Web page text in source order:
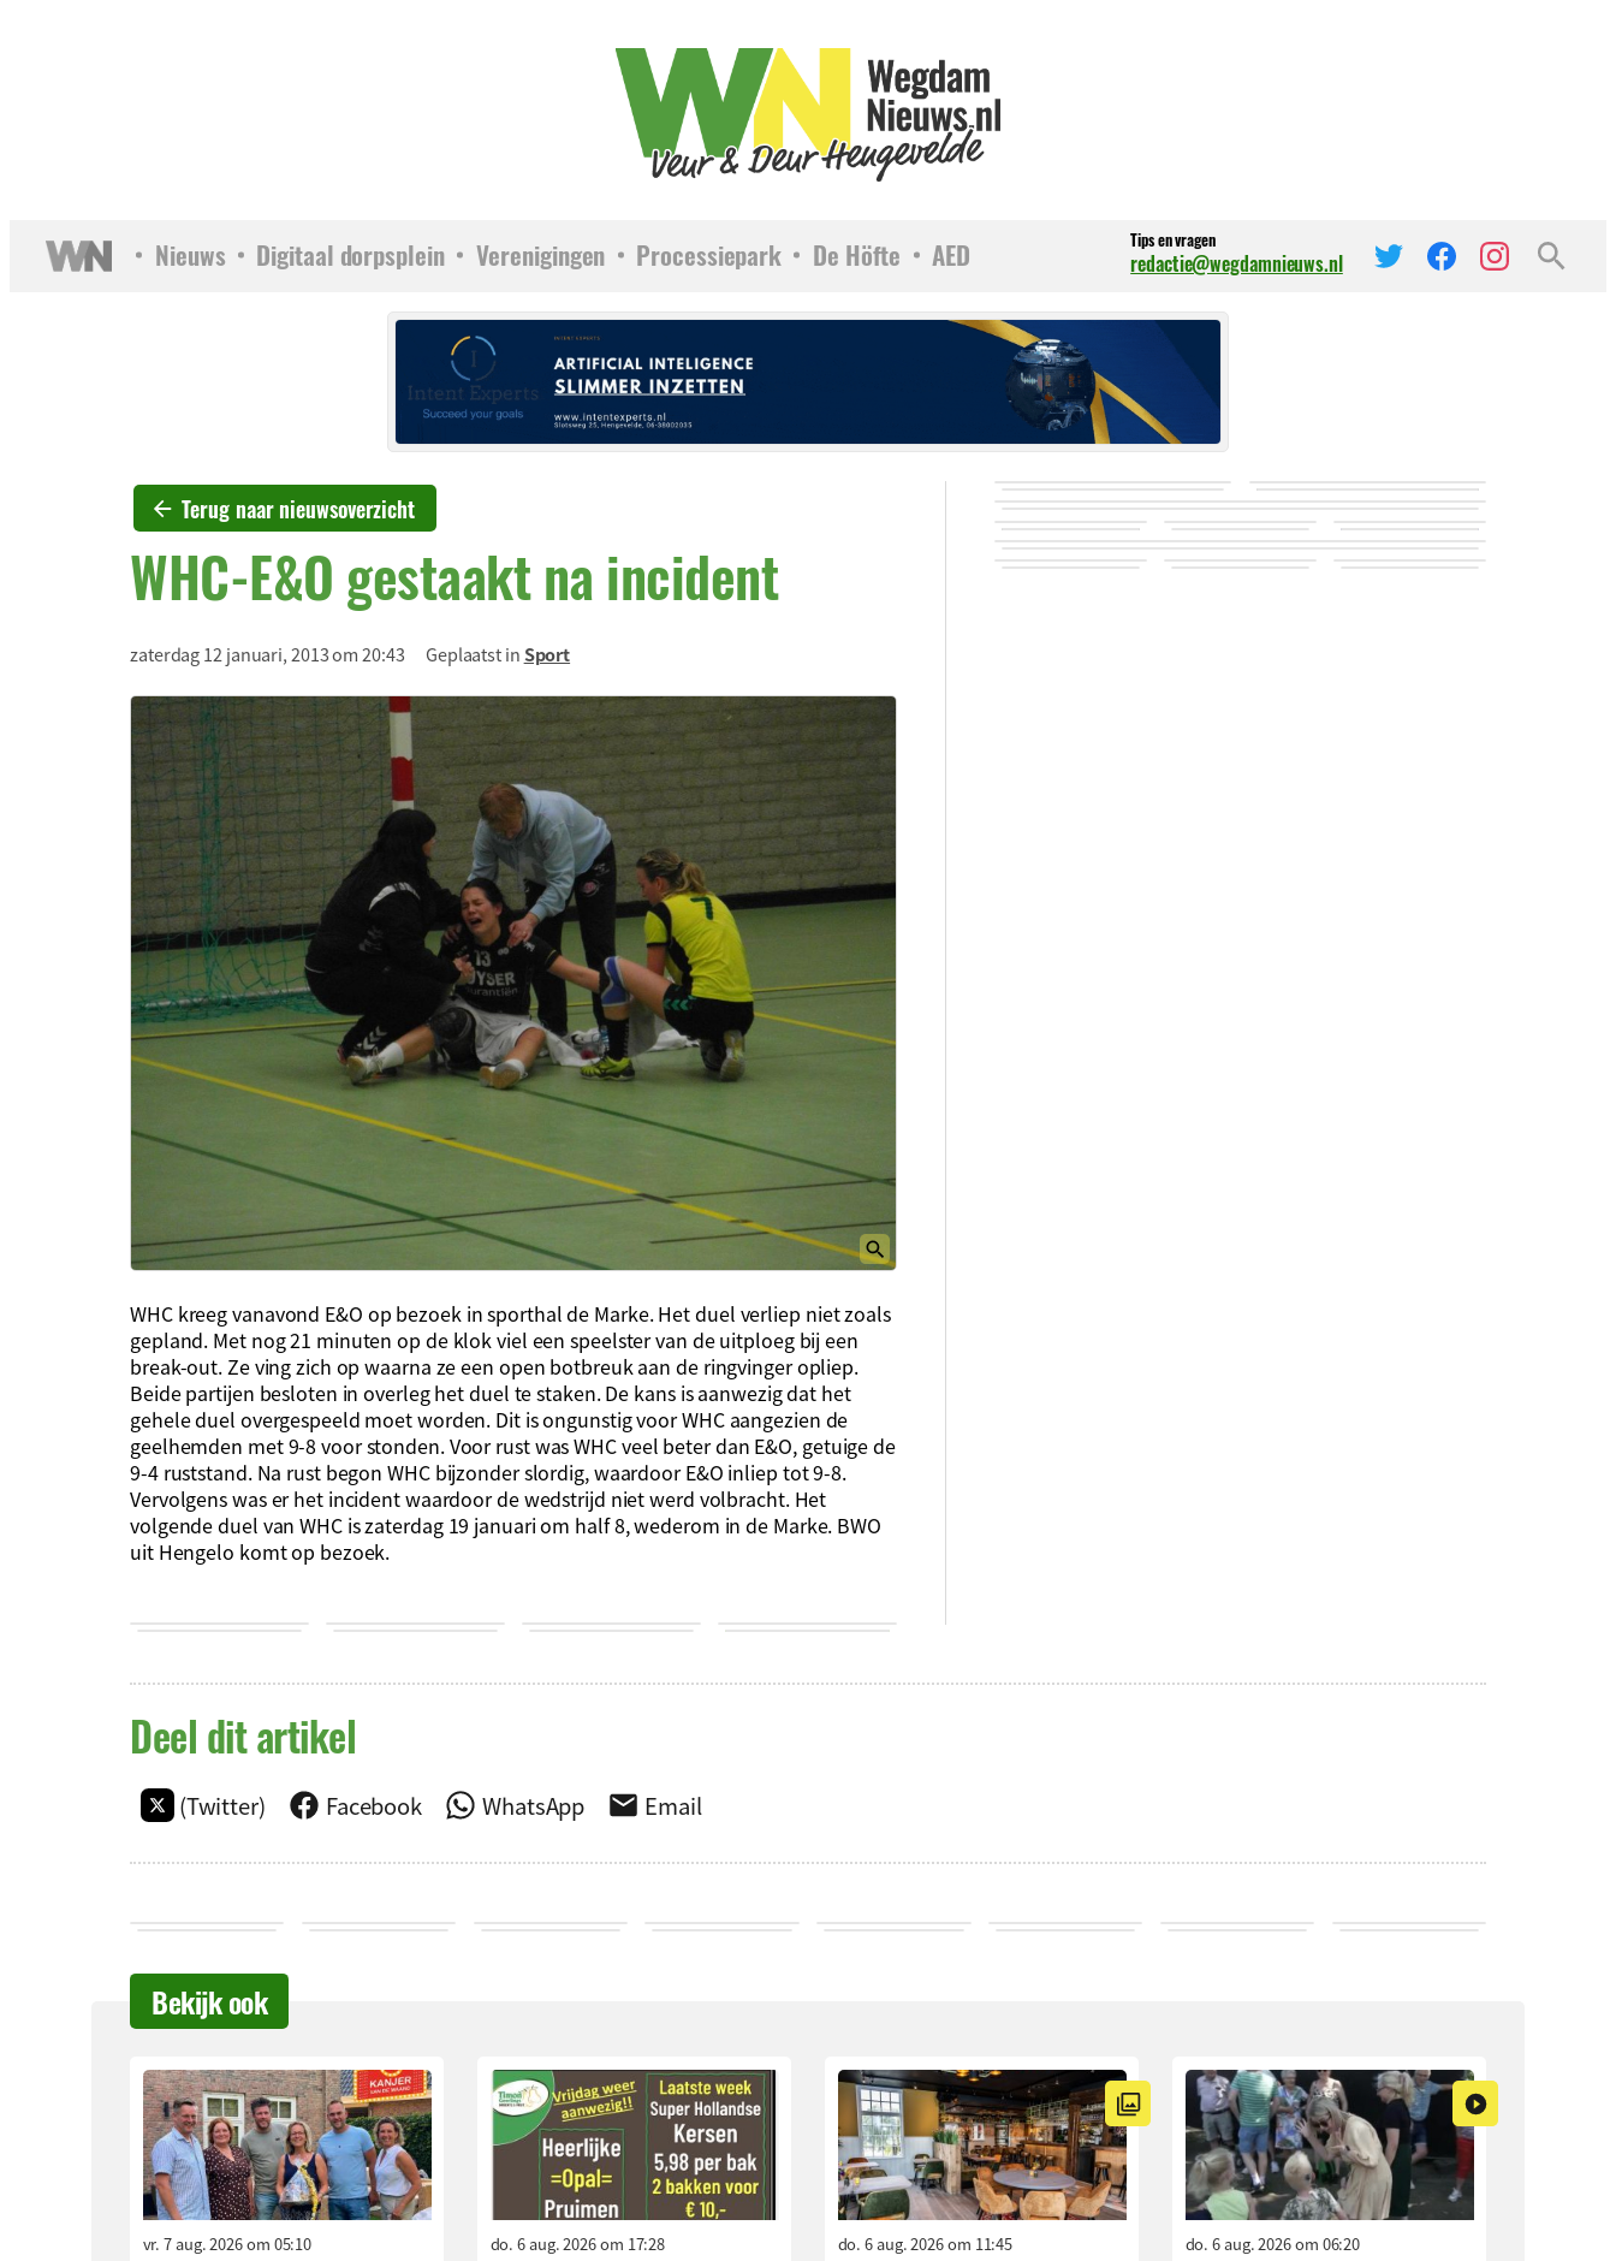
Nieuws Digitaal dorpsplein Verenigingen Processiepark De Höfte AED Tips en vragen
redactie@wegdamnieuws.nl
Terug naar nieuwsoverzicht
WHC-E&O gestaakt na incident
zaterdag 12 januari, 2013 om 20:43 Geplaatst inSport
WHC kreeg vanavond E&O op bezoek in sporthal de Marke. Het duel verliep niet zoals
gepland. Met nog 21 minuten op de klok viel een speelster van de uitploeg bij een
break-out. Ze ving zich op waarna ze een open botbreuk aan de ringvinger opliep.
Beide partijen besloten in overleg het duel te staken. De kans is aanwezig dat het
gehele duel overgespeeld moet worden. Dit is ongunstig voor WHC aangezien de
geelhemden met 9-8 voor stonden. Voor rust was WHC veel beter dan E&O, getuige de
9-4 ruststand. Na rust begon WHC bijzonder slordig, waardoor E&O inliep tot 9-8.
Vervolgens was er het incident waardoor de wedstrijd niet werd volbracht. Het
volgende duel van WHC is zaterdag 19 januari om half 8, wederom in de Marke. BWO
uit Hengelo komt op bezoek.
Deel dit artikel
(Twitter) Facebook WhatsApp Email
Bekijk ook
vr. 7 aug. 2026 om 05:10 do. 6 aug. 2026 om 17:28 do. 6 aug. 2026 om 11:45 do. 6 aug. 2026 om 06:20